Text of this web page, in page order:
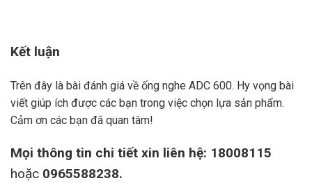
Kết luận
Trên đây là bài đánh giá về ống nghe ADC 600. Hy vọng bài
viết giúp ích được các bạn trong việc chọn lựa sản phẩm.
Cảm ơn các bạn đã quan tâm!
Mọi thông tin chi tiết xin liên hệ: 18008115
hoặc 0965588238.